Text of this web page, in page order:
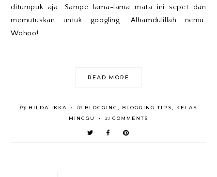
ditumpuk aja. Sampe lama-lama mata ini sepet dan
memutuskan untuk googling. Alhamdulillah nemu.
Wohoo!
READ MORE
by HILDA IKKA • in BLOGGING , BLOGGING TIPS, KELAS
MINGGU
• 21 COMMENTS